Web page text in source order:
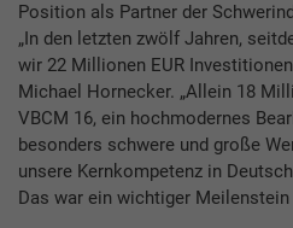
Position als Partner der
„In den letzten zwölf Jahren,
wir 22 Millionen EUR
Michael Hornecker. „Allein 18
VBCM 16, ein hochmodernes
besonders schwere und große
unsere Kernkompetenz in
Das war ein wichtiger Meilenstein